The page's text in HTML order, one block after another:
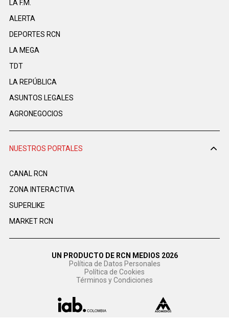
LA F.M.
ALERTA
DEPORTES RCN
LA MEGA
TDT
LA REPÚBLICA
ASUNTOS LEGALES
AGRONEGOCIOS
NUESTROS PORTALES
CANAL RCN
ZONA INTERACTIVA
SUPERLIKE
MARKET RCN
UN PRODUCTO DE RCN MEDIOS 2026
Política de Datos Personales
Política de Cookies
Términos y Condiciones